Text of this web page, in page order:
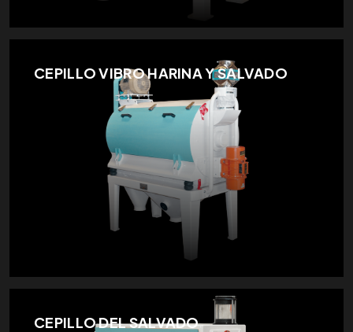
CEPILLO VIBRO HARINA Y SALVADO
CEPILLO DEL SALVADO